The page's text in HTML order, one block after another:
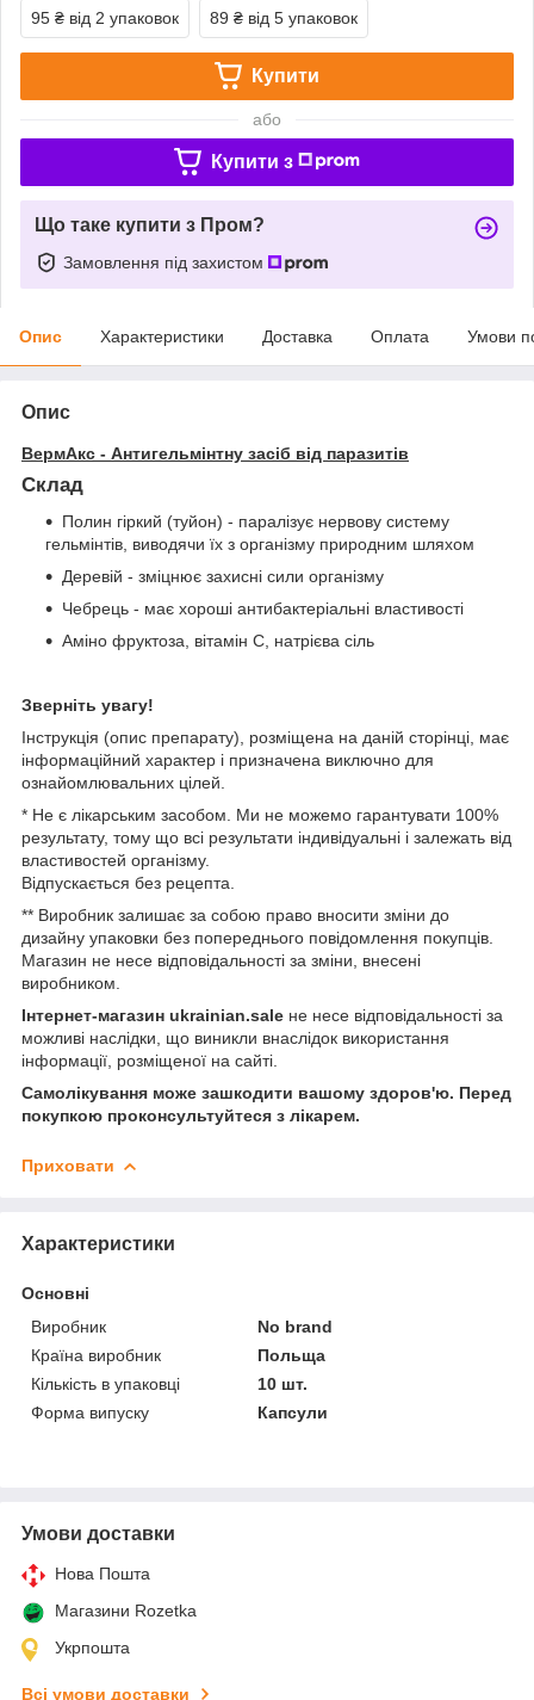
95 ₴ від 2 упаковок 89 ₴ від 5 упаковок
Купити
або
Купити з
Що таке купити з Пром?
Замовлення під захистом
Опис Характеристики Доставка Оплата Умови
Опис
ВермАкс - Антигельмінтну засіб від паразитів
Склад
Полин гіркий (туйон) - паралізує нервову систему
гельмінтів, виводячи їх з організму природним шляхом
Деревій - зміцнює захисні сили організму
Чебрець - має хороші антибактеріальні властивості
Аміно фруктоза, вітамін С, натрієва сіль
Зверніть увагу!
Інструкція (опис препарату), розміщена на даній сторінці, має
інформаційний характер і призначена виключно для
ознайомлювальних цілей.
* Не є лікарським засобом. Ми не можемо гарантувати 100%
результату, тому що всі результати індивідуальні і залежать від
властивостей організму.
Відпускається без рецепта.
** Виробник залишає за собою право вносити зміни до
дизайну упаковки без попереднього повідомлення покупців.
Магазин не несе відповідальності за зміни, внесені
виробником.
Інтернет-магазин ukrainian.sale не несе відповідальності за
можливі наслідки, що виникли внаслідок використання
інформації, розміщеної на сайті.
Самолікування може зашкодити вашому здоров'ю. Перед
покупкою проконсультуйтеся з лікарем.
Приховати
Характеристики
Основні
Виробник
No brand
Країна виробник
Польща
Кількість в упаковці
10 шт.
Форма випуску
Капсули
Умови доставки
Нова Пошта
Магазини Rozetka
Укрпошта
Всі умови доставки